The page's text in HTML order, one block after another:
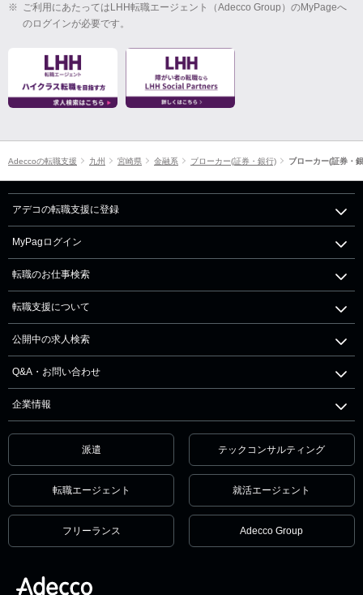
※ ご利用にあたってはLHH転職エージェント（Adecco Group）のMyPageへ
のログインが必要です。
Adeccoの転職支援 九州 宮崎県 金融系 ブローカー(証券・銀行) ブローカー(証券・
アデコの転職支援に登録
MyPagログイン
転職のお仕事検索
転職支援について
公開中の求人検索
Q&A・お問い合わせ
企業情報
派遣 テックコンサルティング
転職エージェント 就活エージェント
フリーランス Adecco Group